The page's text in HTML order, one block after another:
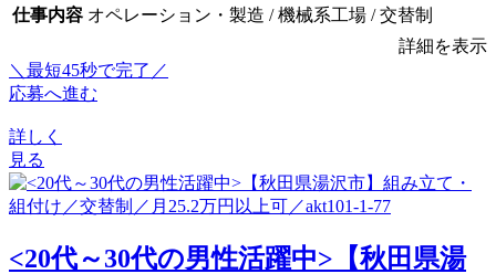
仕事内容 オペレーション・製造 / 機械系工場 / 交替制
詳細を表示
＼最短45秒で完了／
応募へ進む
詳しく
見る
<20代～30代の男性活躍中>【秋田県湯